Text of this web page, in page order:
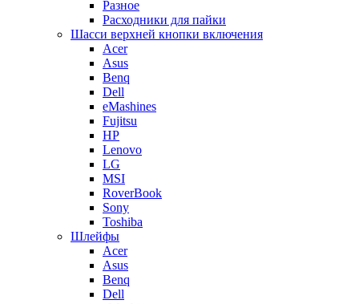
Разное
Расходники для пайки
Шасси верхней кнопки включения
Acer
Asus
Benq
Dell
eMashines
Fujitsu
HP
Lenovo
LG
MSI
RoverBook
Sony
Toshiba
Шлейфы
Acer
Asus
Benq
Dell